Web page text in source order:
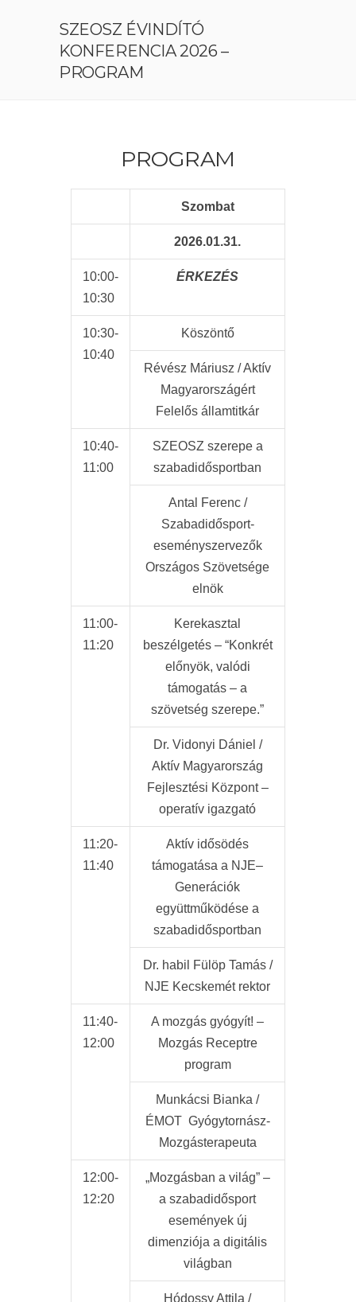
SZEOSZ ÉVINDÍTÓ
KONFERENCIA 2026 –
PROGRAM
PROGRAM
Szombat
2026.01.31.
10:00-
10:30
ÉRKEZÉS
10:30-
10:40
Köszöntő
Révész Máriusz / Aktív
Magyarországért
Felelős államtitkár
10:40-
11:00
SZEOSZ szerepe a
szabadidősportban
Antal Ferenc /
Szabadidősport-
eseményszervezők
Országos Szövetsége
elnök
11:00-
11:20
Kerekasztal
beszélgetés – “Konkrét
előnyök, valódi
támogatás – a
szövetség szerepe.”
Dr. Vidonyi Dániel /
Aktív Magyarország
Fejlesztési Központ –
operatív igazgató
11:20-
11:40
Aktív idősödés
támogatása a NJE–
Generációk
együttműködése a
szabadidősportban
Dr. habil Fülöp Tamás /
NJE Kecskemét rektor
11:40-
12:00
A mozgás gyógyít! –
Mozgás Receptre
program
Munkácsi Bianka /
ÉMOT Gyógytornász-
Mozgásterapeuta
12:00-
12:20
„Mozgásban a világ” –
a szabadidősport
események új
dimenziója a digitális
világban
Hódossy Attila /